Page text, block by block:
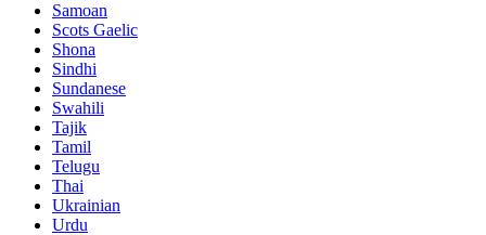
Samoan
Scots Gaelic
Shona
Sindhi
Sundanese
Swahili
Tajik
Tamil
Telugu
Thai
Ukrainian
Urdu